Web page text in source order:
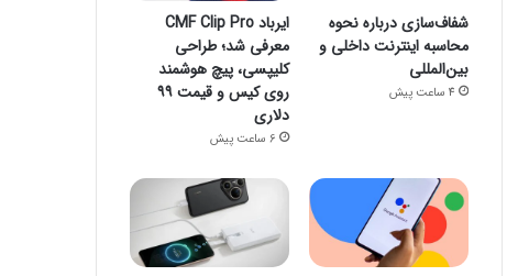
شفاف‌سازی درباره نحوه
محاسبه اینترنت داخلی و
بین‌المللی
4 ساعت پیش
ایرباد CMF Clip Pro
معرفی شد؛ طراحی
کلیپسی، پیچ هوشمند
روی کیس و قیمت ۹۹
دلاری
6 ساعت پیش